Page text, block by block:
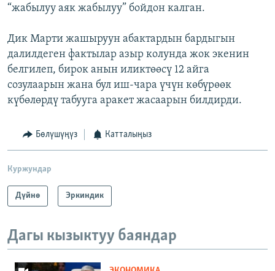
“жабылуу аяк жабылуу” бойдон калган.
Дик Марти жашыруун абактардын бардыгын
далилдеген фактылар азыр колунда жок экенин
белгилеп, бирок анын иликтөөсү 12 айга
созулаарын жана бул иш-чара үчүн көбүрөөк
күбөлөрдү табууга аракет жасаарын билдирди.
Бөлүшүңүз Катталыңыз
Куржундар
Дүйнө Эркиндик
Дагы кызыктуу баяндар